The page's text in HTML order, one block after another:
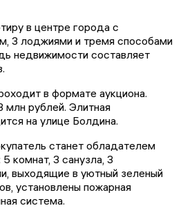
в центре города с
3 лоджиями и тремя способами
недвижимости составляет
в формате аукциона.
млн рублей. Элитная
на улице Болдина.
станет обладателем
комнат, 3 санузлa, 3
выходящие в уютный зеленый
установлены пожарная
система.